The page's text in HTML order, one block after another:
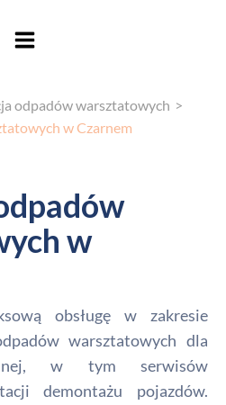
odpadów warsztatowych
w Czarnem
w
obsługę w zakresie
warsztatowych dla
w tym serwisów
demontażu pojazdów.